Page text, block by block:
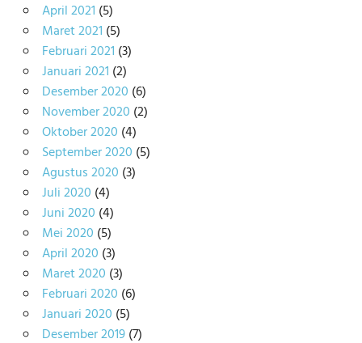
April 2021 (5)
Maret 2021 (5)
Februari 2021 (3)
Januari 2021 (2)
Desember 2020 (6)
November 2020 (2)
Oktober 2020 (4)
September 2020 (5)
Agustus 2020 (3)
Juli 2020 (4)
Juni 2020 (4)
Mei 2020 (5)
April 2020 (3)
Maret 2020 (3)
Februari 2020 (6)
Januari 2020 (5)
Desember 2019(7)